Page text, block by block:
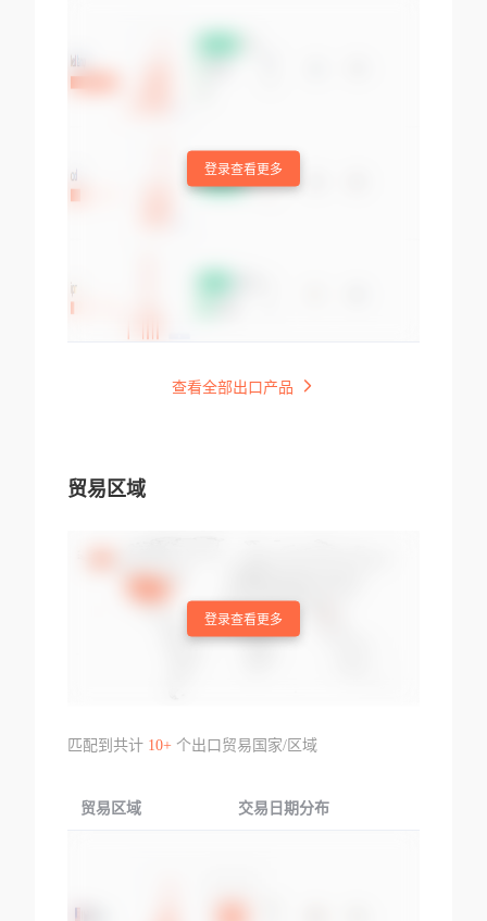
登录查看更多
查看全部出口产品
贸易区域
登录查看更多
匹配到共计 10+个出口贸易国家/区域
贸易区域 交易日期分布